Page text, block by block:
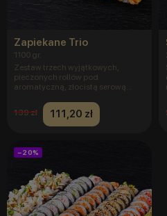
Zapiekane Trio
1100 gr.
Zestaw trzech wyjątkowych,
pieczonych rollów pod
aromatyczną, złocistą serową
139 zł
111,20 zł
−20%